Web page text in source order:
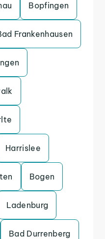
Bopfingen
Frankenhausen
Harrislee
Bogen
Ladenburg
Bad Durrenberg